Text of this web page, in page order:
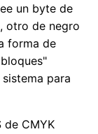
un byte de
otro de negro
forma de
para
de CMYK